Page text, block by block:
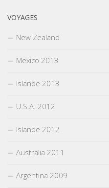
VOYAGES
New Zealand
Mexico 2013
Islande 2013
U.S.A. 2012
Islande 2012
Australia 2011
Argentina 2009